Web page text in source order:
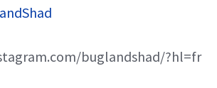
buglandshad/?hl=fr